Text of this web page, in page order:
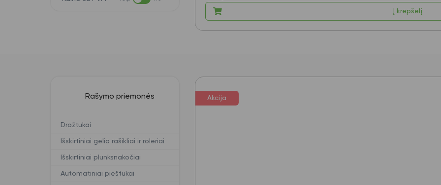
Į krepšelį
Rašymo priemonės
Drožtukai
Išskirtiniai gelio rašikliai ir roleriai
Išskirtiniai plunksnakočiai
Automatiniai pieštukai
Akcija